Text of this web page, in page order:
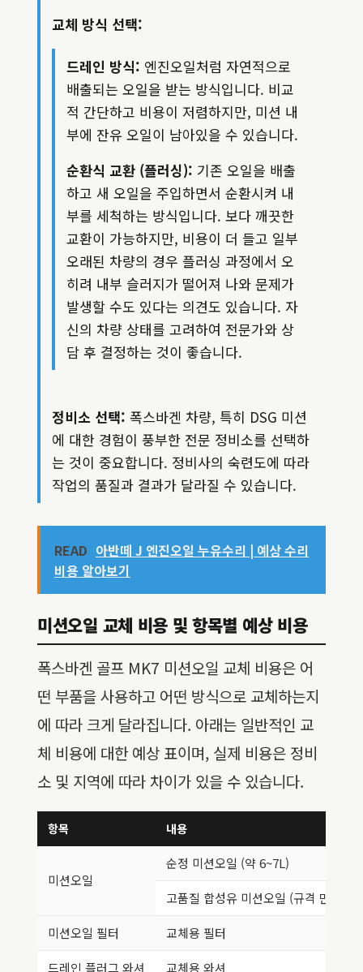
교체 방식 선택:
드레인 방식: 엔진오일처럼 자연적으로
배출되는 오일을 받는 방식입니다. 비교
적 간단하고 비용이 저렴하지만, 미션 내
부에 잔유 오일이 남아있을 수 있습니다.
순환식 교환 (플러싱): 기존 오일을 배출
하고 새 오일을 주입하면서 순환시켜 내
부를 세척하는 방식입니다. 보다 깨끗한
교환이 가능하지만, 비용이 더 들고 일부
오래된 차량의 경우 플러싱 과정에서 오
히려 내부 슬러지가 떨어져 나와 문제가
발생할 수도 있다는 의견도 있습니다. 자
신의 차량 상태를 고려하여 전문가와 상
담 후 결정하는 것이 좋습니다.
정비소 선택: 폭스바겐 차량, 특히 DSG 미션
에 대한 경험이 풍부한 전문 정비소를 선택하
는 것이 중요합니다. 정비사의 숙련도에 따라
작업의 품질과 결과가 달라질 수 있습니다.
READ 아반떼 J 엔진오일 누유수리 | 예상 수리
비용 알아보기
미션오일 교체 비용 및 항목별 예상 비용
폭스바겐 골프 MK7 미션오일 교체 비용은 어
떤 부품을 사용하고 어떤 방식으로 교체하는지
에 따라 크게 달라집니다. 아래는 일반적인 교
체 비용에 대한 예상 표이며, 실제 비용은 정비
소 및 지역에 따라 차이가 있을 수 있습니다.
항목 내용
미션오일
순정 미션오일 (약 6~7L)
고품질 합성유 미션오일 (규격 만족 제
미션오일 필터 교체용 필터
드레인 플러그 와셔 교체용 와셔